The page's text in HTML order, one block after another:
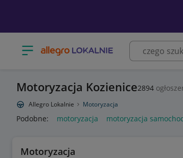
Otwórz menu z kategoriami
Motoryzacja Kozienice2894
Allegro Lokalnie Motoryzacja
Podobne: motoryzacja motoryzacja
Motoryzacja